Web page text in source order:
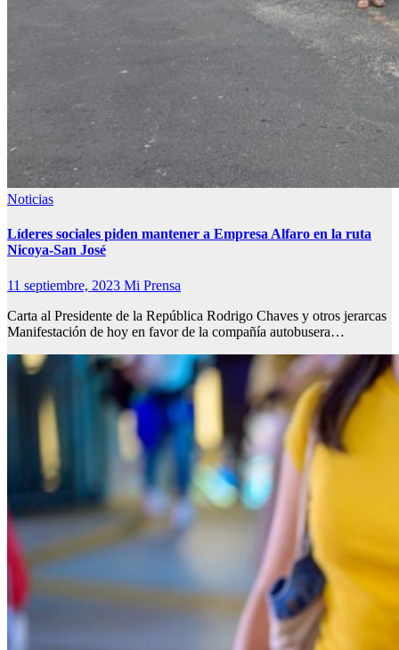
Noticias
Líderes sociales piden mantener a Empresa Alfaro en la ruta
Nicoya-San José
11 septiembre, 2023 Mi Prensa
Carta al Presidente de la República Rodrigo Chaves y otros jerarcas
Manifestación de hoy en favor de la compañía autobusera…